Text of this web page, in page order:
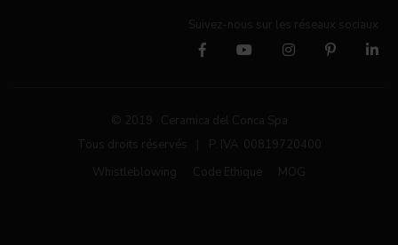
Suivez-nous sur les réseaux sociaux
© 2019 Ceramica del Conca Spa
Tous droits réservés
P. IVA 00819720400
Whistleblowing
Code Ethique MOG